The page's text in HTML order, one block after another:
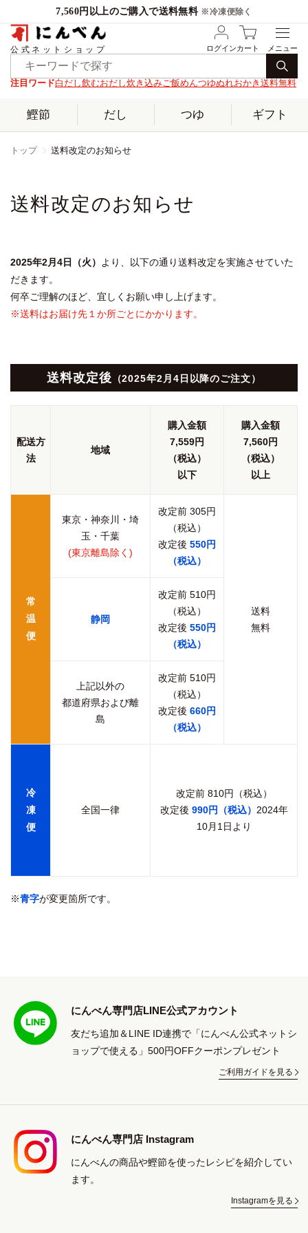
7,560円以上のご購入で送料無料 ※冷凍便除く
公式ネットショップ ログインカート
注目ワード白だし飲むおだし炊き込みご飯めんつゆぬれおかき 送料無料
鰹節 だし つゆ ギフト
トップ 送料改定のお知らせ
送料改定のお知らせ
2025年2月4日（火） より、以下の通り送料改定を実施させていた
だきます。
何卒ご理解のほど、宜しくお願い申し上げます。
※送料はお届け先１か所ごとにかかります。
送料改定後 （2025年2月4日以降のご注文）
配送方
法
地域
購入金額
7,559円
（税込）
以下
購入金額
7,560円
（税込）
以上
常
温
便
東京・神奈川・埼
玉・千葉
(東京離島除く)
改定前 305円
（税込）
改定後 550円
（税込）
送料
無料
静岡
改定前 510円
（税込）
改定後 550円
（税込）
上記以外の
都道府県および離
島
改定前 510円
（税込）
改定後 660円
（税込）
冷
凍
便
全国一律
改定前 810円（税込）
改定後 990円（税込） 2024年
10月1日より
※青字が変更箇所です。
にんべん専門店LINE公式アカウント
友だち追加＆LINE ID連携で「にんべん公式ネットシ
ョップで使える」500円OFFクーポンプレゼント
ご利用ガイドを見る
にんべん専門店 Instagram
にんべんの商品や鰹節を使ったレシピを紹介してい
ます。
Instagramを見る